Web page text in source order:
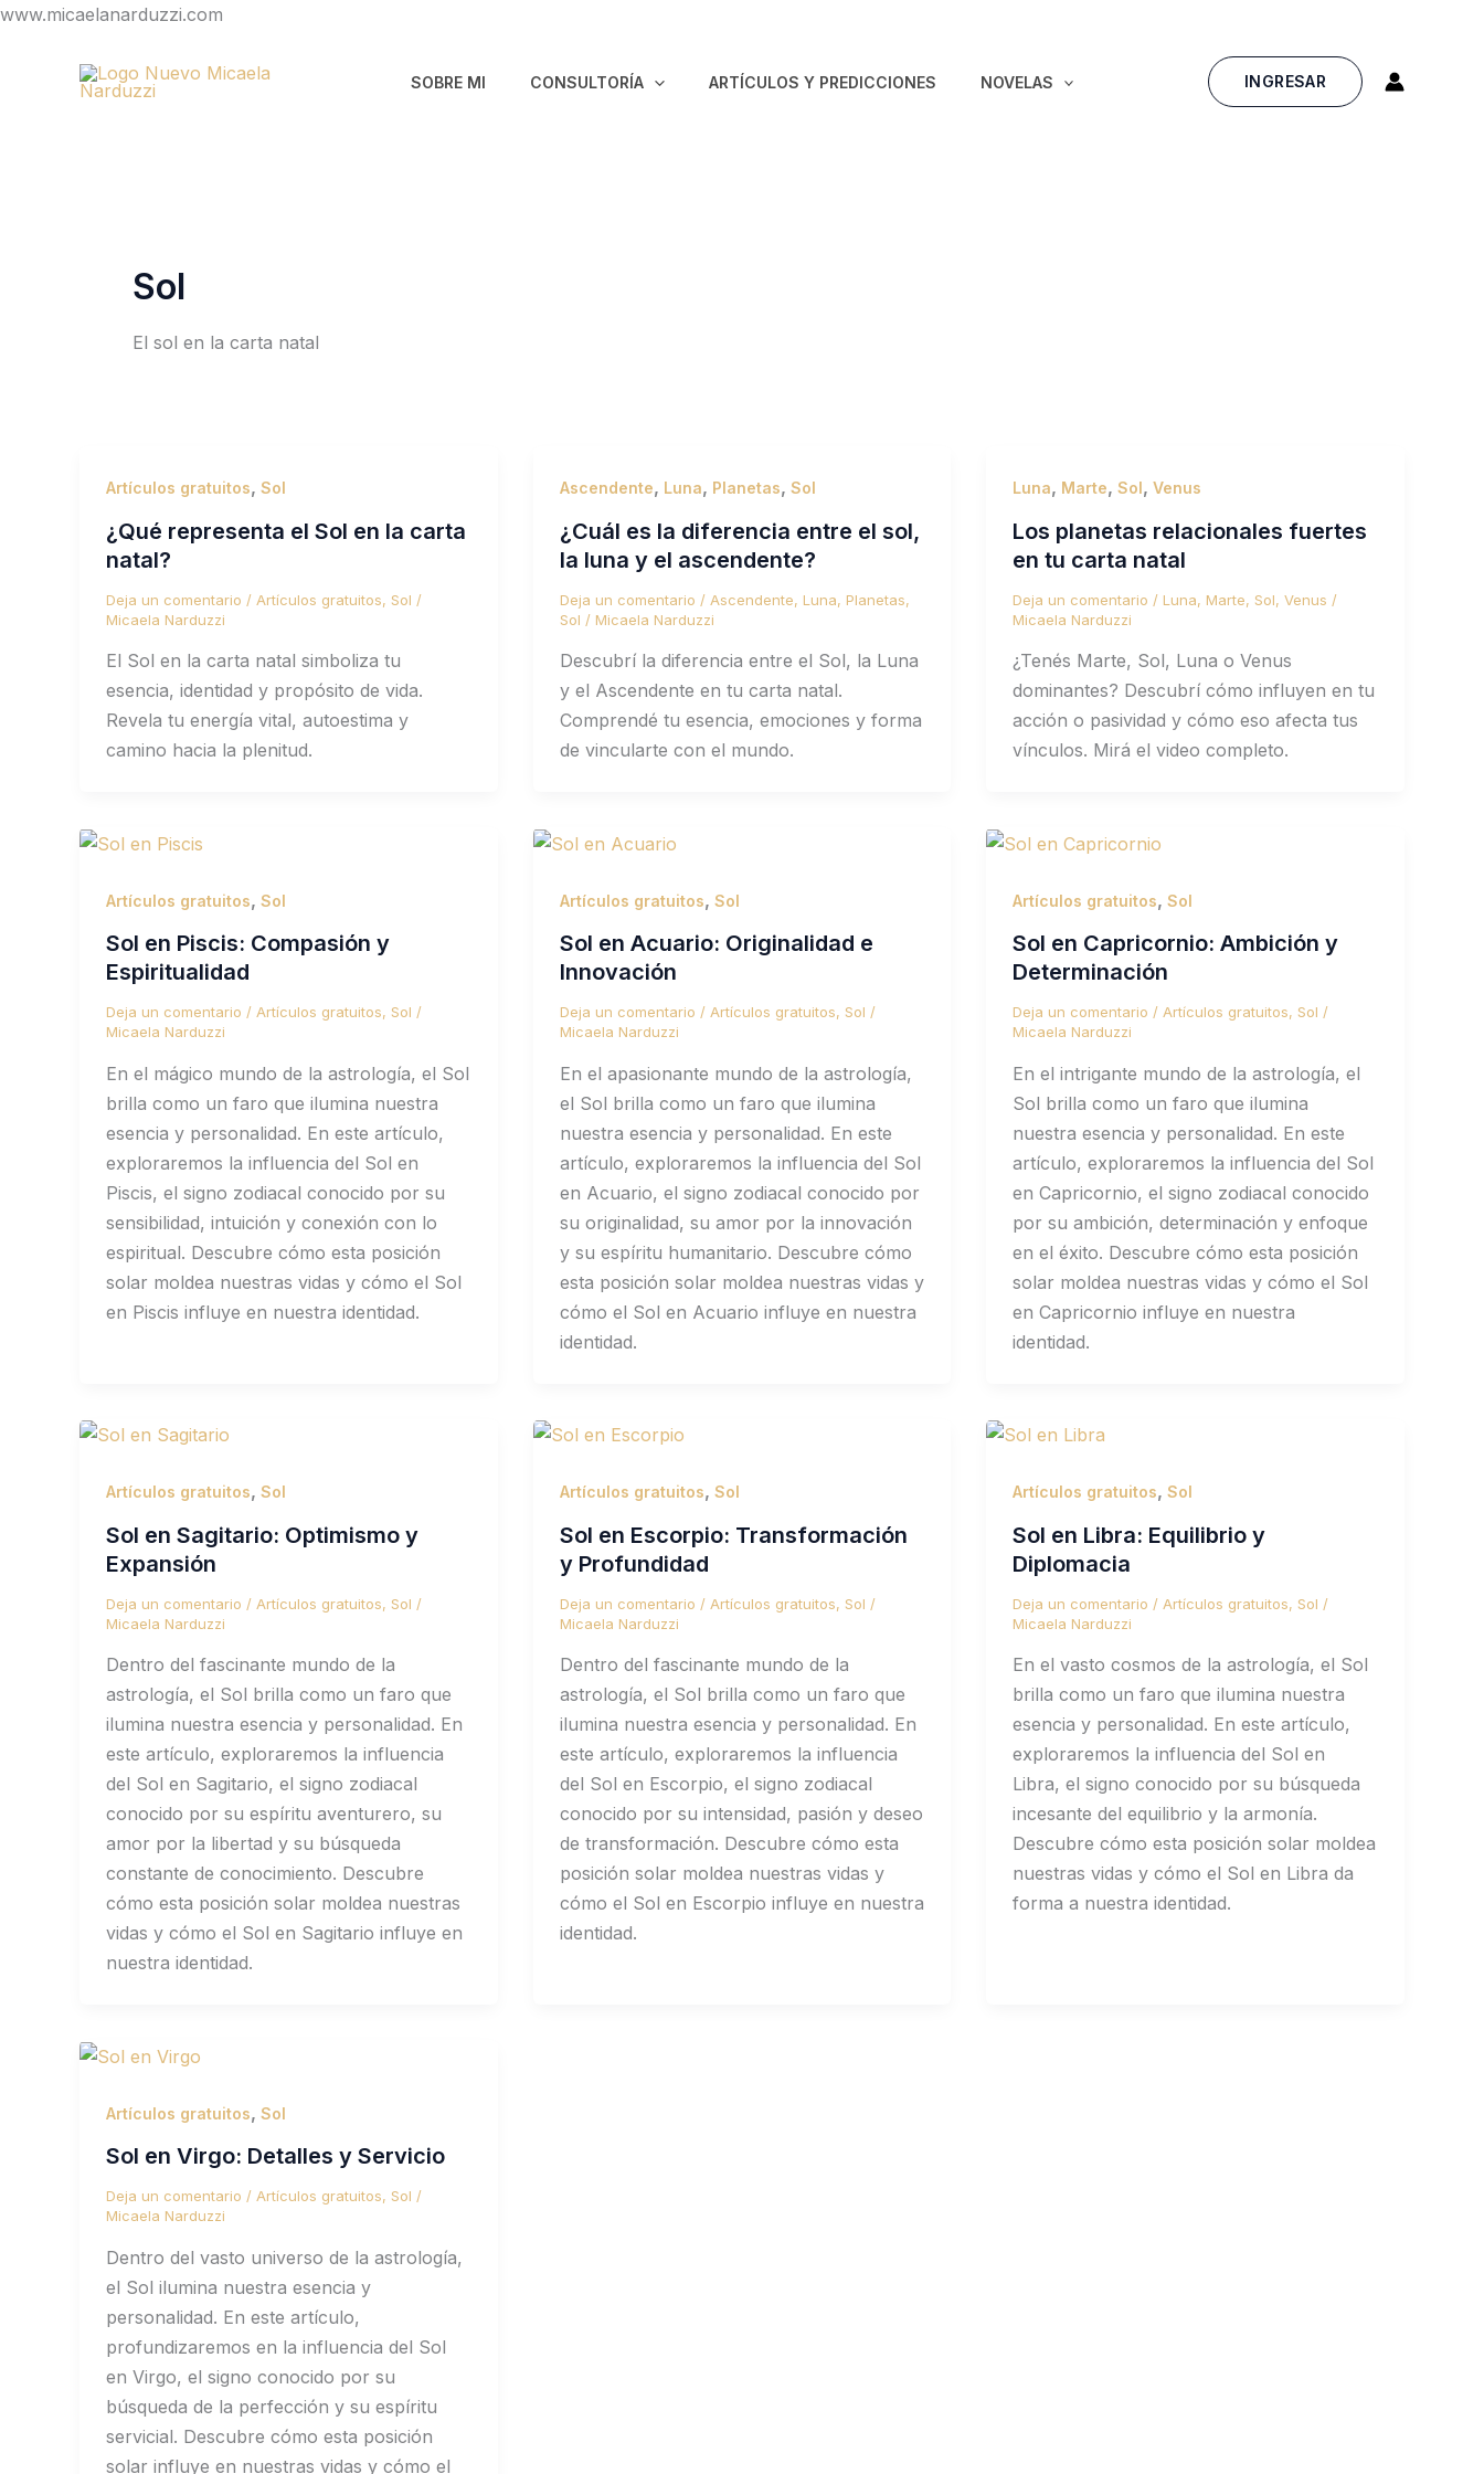
www.micaelanarduzzi.com
contenido
SOBRE MI CONSULTORÍA ARTÍCULOS Y PREDICCIONES NOVELAS INGRESAR
Sol
El sol en la carta natal
Artículos gratuitos, Sol
¿Qué representa el Sol en la carta
natal?
Deja un comentario / Artículos gratuitos, Sol /
Micaela Narduzzi
El Sol en la carta natal simboliza tu
esencia, identidad y propósito de vida.
Revela tu energía vital, autoestima y
camino hacia la plenitud.
Ascendente, Luna, Planetas, Sol
¿Cuál es la diferencia entre el sol,
la luna y el ascendente?
Deja un comentario / Ascendente, Luna, Planetas,
Sol / Micaela Narduzzi
Descubrí la diferencia entre el Sol, la Luna
y el Ascendente en tu carta natal.
Comprendé tu esencia, emociones y forma
de vincularte con el mundo.
Luna, Marte,Sol,Venus
Los planetas relacionales fuertes
en tu carta natal
Deja un comentario / Luna, Marte, Sol,Venus /
Micaela Narduzzi
¿Tenés Marte, Sol, Luna o Venus
dominantes? Descubrí cómo influyen en tu
acción o pasividad y cómo eso afecta tus
vínculos. Mirá el video completo.
Artículos gratuitos, Sol
Sol en Piscis: Compasión y
Espiritualidad
Deja un comentario / Artículos gratuitos, Sol /
Micaela Narduzzi
En el mágico mundo de la astrología, el Sol
brilla como un faro que ilumina nuestra
esencia y personalidad. En este artículo,
exploraremos la influencia del Sol en
Piscis, el signo zodiacal conocido por su
sensibilidad, intuición y conexión con lo
espiritual. Descubre cómo esta posición
solar moldea nuestras vidas y cómo el Sol
en Piscis influye en nuestra identidad.
Artículos gratuitos, Sol
Sol en Acuario: Originalidad e
Innovación
Deja un comentario / Artículos gratuitos, Sol /
Micaela Narduzzi
En el apasionante mundo de la astrología,
el Sol brilla como un faro que ilumina
nuestra esencia y personalidad. En este
artículo, exploraremos la influencia del Sol
en Acuario, el signo zodiacal conocido por
su originalidad, su amor por la innovación
y su espíritu humanitario. Descubre cómo
esta posición solar moldea nuestras vidas y
cómo el Sol en Acuario influye en nuestra
identidad.
Artículos gratuitos,Sol
Sol en Capricornio: Ambición y
Determinación
Deja un comentario /Artículos gratuitos, Sol /
Micaela Narduzzi
En el intrigante mundo de la astrología, el
Sol brilla como un faro que ilumina
nuestra esencia y personalidad. En este
artículo, exploraremos la influencia del Sol
en Capricornio, el signo zodiacal conocido
por su ambición, determinación y enfoque
en el éxito. Descubre cómo esta posición
solar moldea nuestras vidas y cómo el Sol
en Capricornio influye en nuestra
identidad.
Artículos gratuitos, Sol
Sol en Sagitario: Optimismo y
Expansión
Deja un comentario / Artículos gratuitos, Sol /
Micaela Narduzzi
Dentro del fascinante mundo de la
astrología, el Sol brilla como un faro que
ilumina nuestra esencia y personalidad. En
este artículo, exploraremos la influencia
del Sol en Sagitario, el signo zodiacal
conocido por su espíritu aventurero, su
amor por la libertad y su búsqueda
constante de conocimiento. Descubre
cómo esta posición solar moldea nuestras
vidas y cómo el Sol en Sagitario influye en
nuestra identidad.
Artículos gratuitos, Sol
Sol en Escorpio: Transformación
y Profundidad
Deja un comentario / Artículos gratuitos, Sol /
Micaela Narduzzi
Dentro del fascinante mundo de la
astrología, el Sol brilla como un faro que
ilumina nuestra esencia y personalidad. En
este artículo, exploraremos la influencia
del Sol en Escorpio, el signo zodiacal
conocido por su intensidad, pasión y deseo
de transformación. Descubre cómo esta
posición solar moldea nuestras vidas y
cómo el Sol en Escorpio influye en nuestra
identidad.
Artículos gratuitos,Sol
Sol en Libra: Equilibrio y
Diplomacia
Deja un comentario / Artículos gratuitos, Sol /
Micaela Narduzzi
En el vasto cosmos de la astrología, el Sol
brilla como un faro que ilumina nuestra
esencia y personalidad. En este artículo,
exploraremos la influencia del Sol en
Libra, el signo conocido por su búsqueda
incesante del equilibrio y la armonía.
Descubre cómo esta posición solar moldea
nuestras vidas y cómo el Sol en Libra da
forma a nuestra identidad.
Artículos gratuitos, Sol
Sol en Virgo: Detalles y Servicio
Deja un comentario / Artículos gratuitos, Sol /
Micaela Narduzzi
Dentro del vasto universo de la astrología,
el Sol ilumina nuestra esencia y
personalidad. En este artículo,
profundizaremos en la influencia del Sol
en Virgo, el signo conocido por su
búsqueda de la perfección y su espíritu
servicial. Descubre cómo esta posición
solar influye en nuestras vidas y cómo el